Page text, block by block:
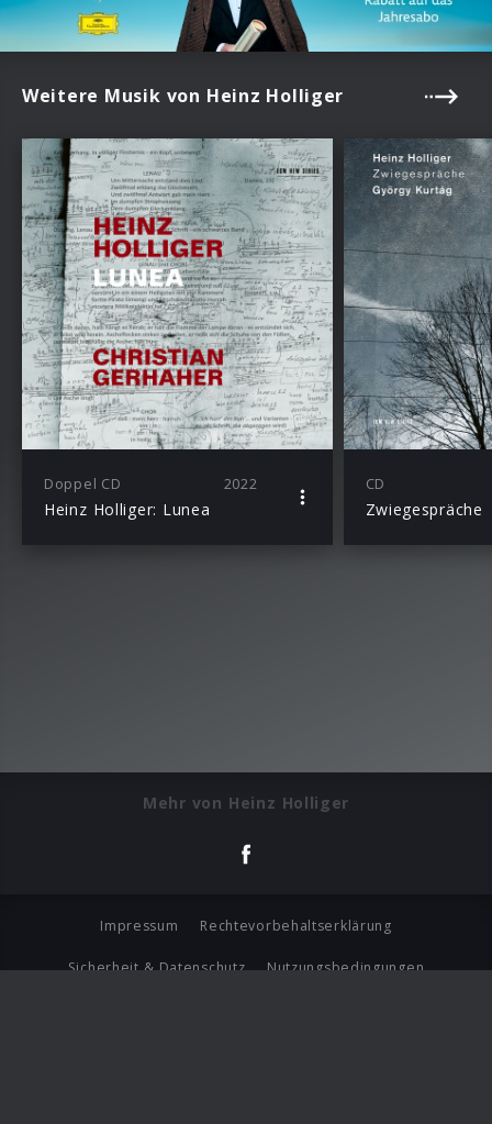
Weitere Musik von Heinz Holliger
Doppel CD 2022
Heinz Holliger: Lunea
CD
Zwiegespräche
Mehr von Heinz Holliger
Impressum Rechtevorbehaltserklärung
Sicherheit & Datenschutz Nutzungsbedingungen